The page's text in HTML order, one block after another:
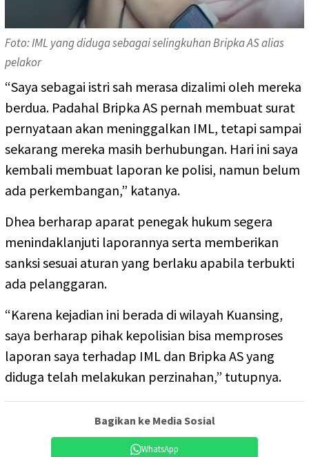
Foto: IML yang diduga sebagai selingkuhan Bripka AS alias
pelakor
“Saya sebagai istri sah merasa dizalimi oleh mereka
berdua. Padahal Bripka AS pernah membuat surat
pernyataan akan meninggalkan IML, tetapi sampai
sekarang mereka masih berhubungan. Hari ini saya
kembali membuat laporan ke polisi, namun belum
ada perkembangan,” katanya.
Dhea berharap aparat penegak hukum segera
menindaklanjuti laporannya serta memberikan
sanksi sesuai aturan yang berlaku apabila terbukti
ada pelanggaran.
“Karena kejadian ini berada di wilayah Kuansing,
saya berharap pihak kepolisian bisa memproses
laporan saya terhadap IML dan Bripka AS yang
diduga telah melakukan perzinahan,” tutupnya.
Bagikan ke Media Sosial
WhatsApp